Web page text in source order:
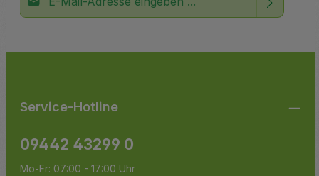
Service-Hotline
09442 43299 0
Mo-Fr: 07:00 - 17:00 Uhr